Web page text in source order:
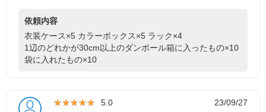
依頼内容
衣装ケース×5 カラーボックス×5 ラック×4
1辺のどれかが30cm以上のダンボール箱に入ったもの×10
袋に入れたもの×10
★★★★★
★★★★★ 5.0
23/09/27